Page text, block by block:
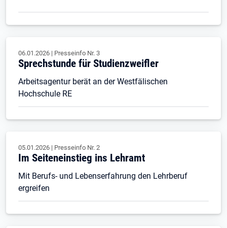
06.01.2026 | Presseinfo Nr. 3
Sprechstunde für Studienzweifler
Arbeitsagentur berät an der Westfälischen
Hochschule RE
05.01.2026 | Presseinfo Nr. 2
Im Seiteneinstieg ins Lehramt
Mit Berufs- und Lebenserfahrung den Lehrberuf
ergreifen